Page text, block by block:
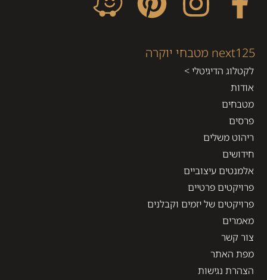
next125 מטבחי יוקרה
לקטלוג הדיגיטלי >
אודות
מטבחים
פרסים
ריהוט משלים
חידושים
אלמנטים עיצוביים
פרויקטים פרטיים
פרויקטים של יזמים וקבלנים
מאמרים
צור קשר
מפת האתר
הצהרת נגישות